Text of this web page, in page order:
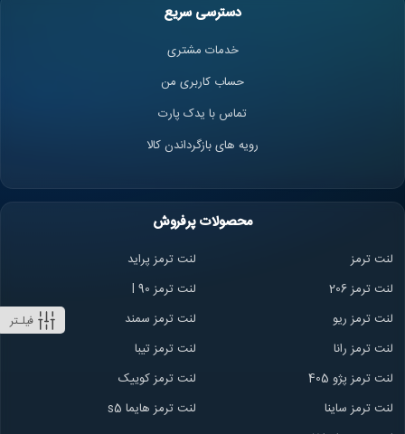
فیلـتر
دسترسی سریع
خدمات مشتری
حساب کاربری من
تماس با یدک پارت
رویه های بازگرداندن کالا
محصولات پرفروش
لنت ترمز
لنت ترمز پراید
لنت ترمز 206
لنت ترمز l 90
لنت ترمز ریو
لنت ترمز سمند
لنت ترمز رانا
لنت ترمز تیبا
لنت ترمز پژو 405
لنت ترمز کوییک
لنت ترمز ساینا
لنت ترمز هایما s5